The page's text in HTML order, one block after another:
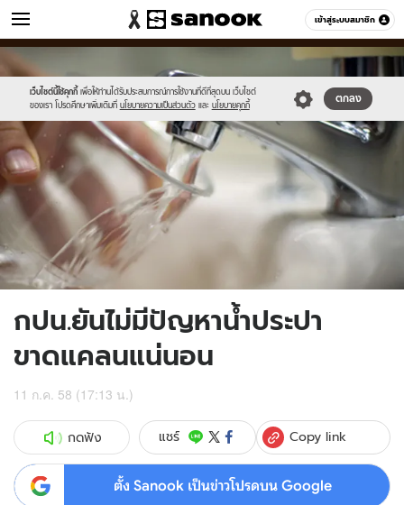
เข้าสู่ระบบสมาชิก
ข่าว หมวดอื่นๆ
เว็บไซต์นี้ใช้คุกกี้ เพื่อให้ท่านได้รับประสบการณ์การใช้งานที่ดีที่สุดบน เว็บไซต์
ของเรา โปรดศึกษาเพิ่มเติมที่ นโยบายความเป็นส่วนตัว และ นโยบายคุกกี้
ตกลง
Sanook
//s.isanook.com/sr/0/images/logo-
new-
sanook.png
600
60
//s.isanook.com/ns/0/ud/365/1828154/631267-
01.jpg
กปน.ยันไม่มีปัญหาน้ำประปา
ขาดแคลนแน่นอน
11 ก.ค. 58 (17:13 น.)
กดฟัง แชร์ Copy link
ตั้ง Sanook เป็นข่าวโปรดบน Google